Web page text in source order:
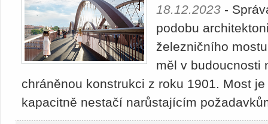
18.12.2023 -
podobu
železničního
měl v budoucnosti
chráněnou konstrukci z roku 1901. Most
kapacitně nestačí narůstajícím